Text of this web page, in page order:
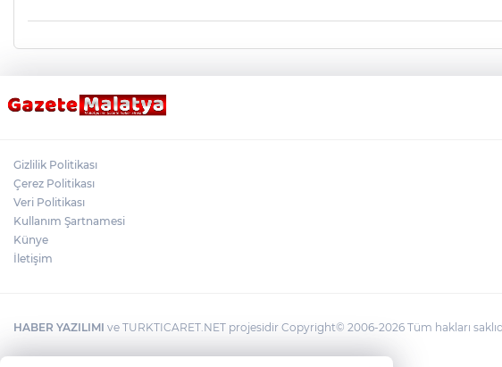
Gizlilik Politikası
Çerez Politikası
Veri Politikası
Kullanım Şartnamesi
Künye
İletişim
HABER YAZILIMI ve TURKTICARET.NET projesidir Copyright© 2006-2026 Tüm hakları